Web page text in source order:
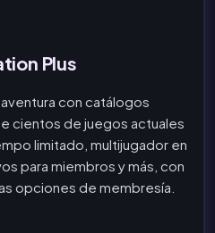
Plus
con catálogos
cientos de juegos actuales
limitado, multijugador en
para miembros y más, con
opciones de membresía.